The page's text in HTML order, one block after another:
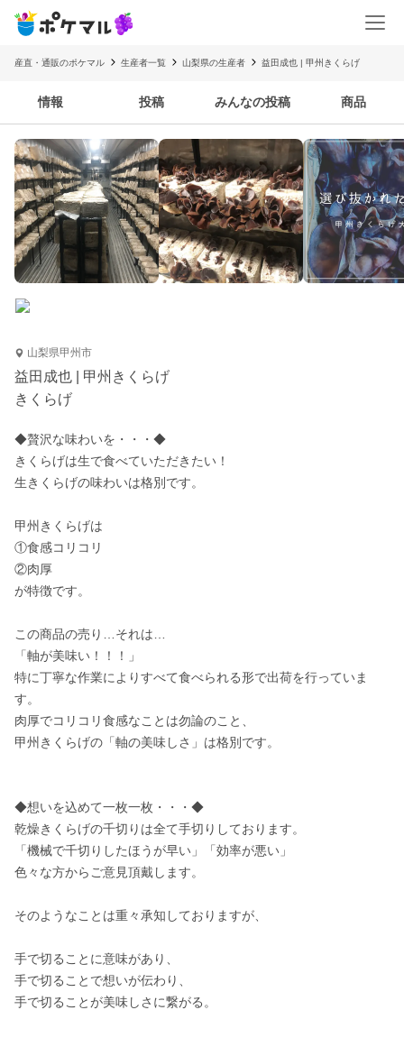
産直・通販のポケマル 生産者一覧 山梨県の生産者 益田成也 | 甲州きくらげ
情報 投稿 みんなの投稿 商品
山梨県甲州市
益田成也 | 甲州きくらげ
きくらげ
◆贅沢な味わいを・・・◆
きくらげは生で食べていただきたい！
生きくらげの味わいは格別です。
甲州きくらげは
①食感コリコリ
②肉厚
が特徴です。
この商品の売り…それは…
「軸が美味い！！！」
特に丁寧な作業によりすべて食べられる形で出荷を行っていま
す。
肉厚でコリコリ食感なことは勿論のこと、
甲州きくらげの「軸の美味しさ」は格別です。
◆想いを込めて一枚一枚・・・◆
乾燥きくらげの千切りは全て手切りしております。
「機械で千切りしたほうが早い」「効率が悪い」
色々な方からご意見頂戴します。
そのようなことは重々承知しておりますが、
手で切ることに意味があり、
手で切ることで想いが伝わり、
手で切ることが美味しさに繋がる。